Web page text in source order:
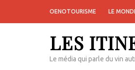
OENOTOURISME LE
LES
Le média qui parle du vin